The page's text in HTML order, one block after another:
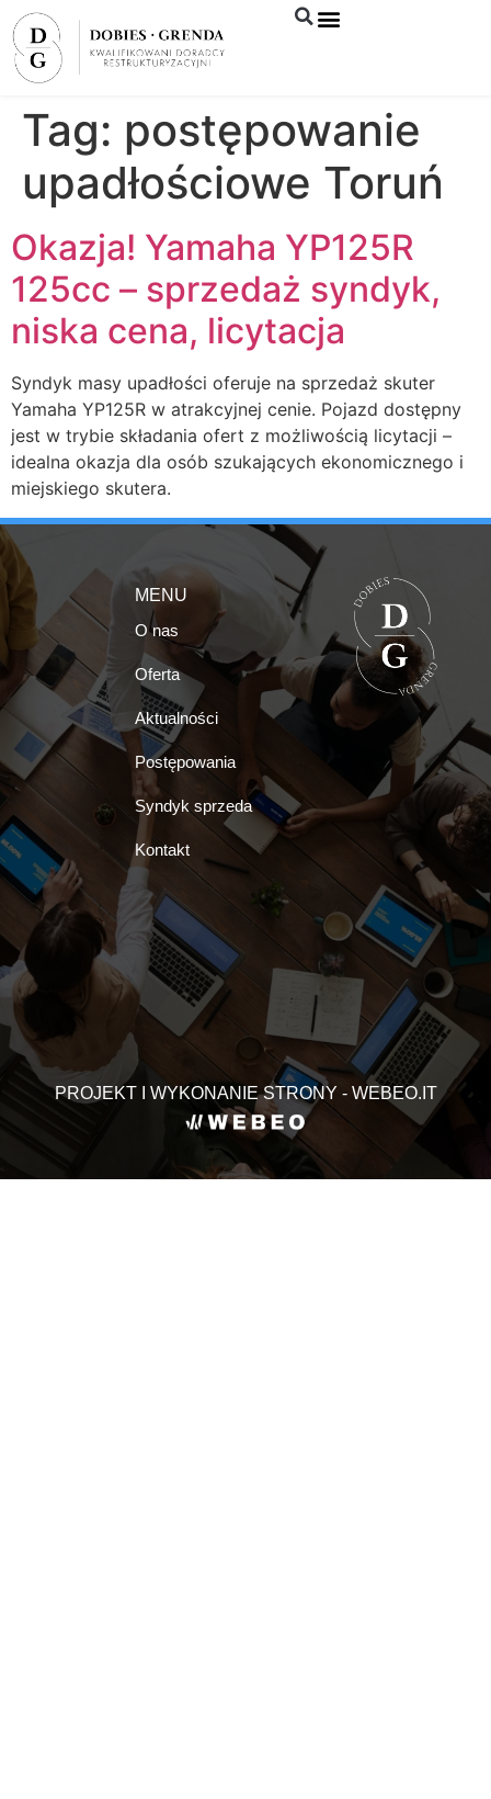
Tag: postępowanie
upadłościowe Toruń
Okazja! Yamaha YP125R
125cc – sprzedaż syndyk,
niska cena, licytacja
Syndyk masy upadłości oferuje na sprzedaż skuter
Yamaha YP125R w atrakcyjnej cenie. Pojazd dostępny
jest w trybie składania ofert z możliwością licytacji –
idealna okazja dla osób szukających ekonomicznego i
miejskiego skutera.
MENU
O nas
Oferta
Aktualności
Postępowania
Syndyk sprzeda
Kontakt
PROJEKT I WYKONANIE STRONY - WEBEO.IT